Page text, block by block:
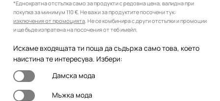
*Еднократна отстъпка само за продукти с редовна цена, валидна при
покупка за минимум 110 €. Не важи за продуктите посочени тук:
изключения от промоцията. Не се комбинира с други отстъпки и промоции
и ще бъде изпратена на посочения от теб имейл.
Искаме входящата ти поща да съдържа само това, което
наистина те интересува. Избери:
Дамска мода
Мъжка мода